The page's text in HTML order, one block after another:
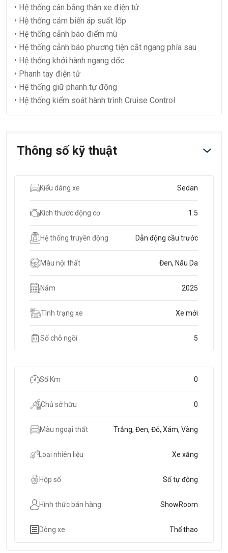
• Hệ thống cân bằng thân xe điện tử
• Hệ thống cảm biến áp suất lốp
• Hệ thống cảnh báo điểm mù
• Hệ thống cảnh báo phương tiện cắt ngang phía sau
• Hệ thống khởi hành ngang dốc
• Phanh tay điện tử
• Hệ thống giữ phanh tự động
• Hệ thống kiểm soát hành trình Cruise Control
Thông số kỹ thuật
Kiểu dáng xe Sedan
Kích thước động cơ 1.5
Hệ thống truyền động Dẫn động cầu trước
Màu nội thất Đen, Nâu Da
Năm 2025
Tình trạng xe Xe mới
Số chỗ ngồi 5
Số Km 0
Chủ sở hữu 0
Màu ngoại thất Trắng, Đen, Đỏ, Xám, Vàng
Loại nhiên liệu Xe xăng
Hộp số Số tự động
Hình thức bán hàng ShowRoom
Dòng xe Thể thao